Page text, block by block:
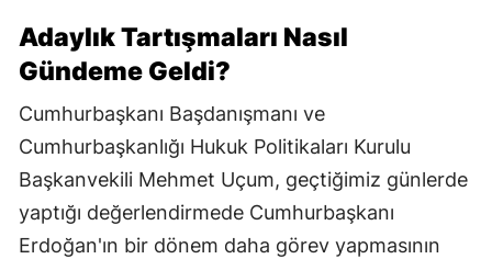
Adaylık Tartışmaları Nasıl
Gündeme Geldi?
Cumhurbaşkanı Başdanışmanı ve
Cumhurbaşkanlığı Hukuk Politikaları Kurulu
Başkanvekili Mehmet Uçum, geçtiğimiz günlerde
yaptığı değerlendirmede Cumhurbaşkanı
Erdoğan'ın bir dönem daha görev yapmasının